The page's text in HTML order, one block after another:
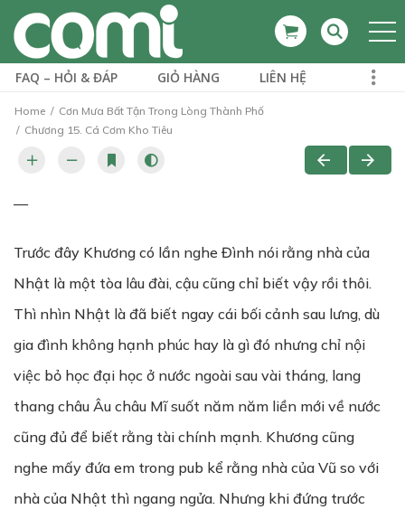
FAQ – HỎI & ĐÁP GIỎ HÀNG LIÊN HỆ
Home
Cơn Mưa Bất Tận Trong Lòng Thành Phố
Chương 15. Cá Cơm Kho Tiêu
—
Trước đây Khương có lần nghe Đình nói rằng nhà của
Nhật là một tòa lâu đài, cậu cũng chỉ biết vậy rồi thôi.
Thì nhìn Nhật là đã biết ngay cái bối cảnh sau lưng, dù
gia đình không hạnh phúc hay là gì đó nhưng chỉ nội
việc bỏ học đại học ở nước ngoài sau vài tháng, lang
thang châu Âu châu Mĩ suốt năm năm liền mới về nước
cũng đủ để biết rằng tài chính mạnh. Khương cũng
nghe mấy đứa em trong pub kể rằng nhà của Vũ so với
nhà của Nhật thì ngang ngửa. Nhưng khi đứng trước